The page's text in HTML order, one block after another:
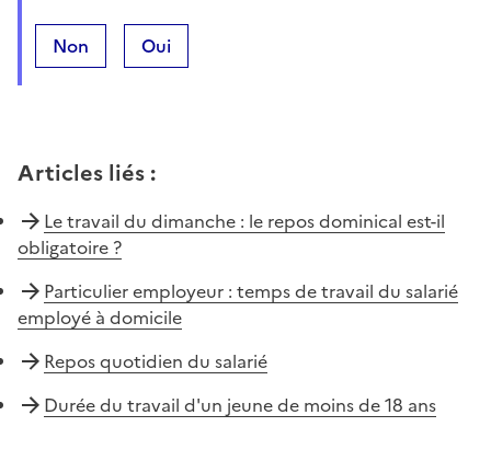
Non Oui
Articles liés :
Le travail du dimanche : le repos dominical est-il
obligatoire ?
Particulier employeur : temps de travail du salarié
employé à domicile
Repos quotidien du salarié
Durée du travail d'un jeune de moins de 18 ans